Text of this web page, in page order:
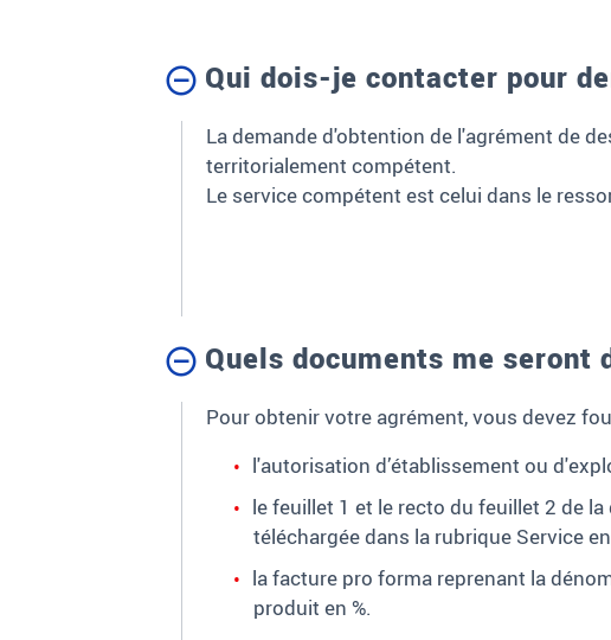
Qui dois-je contacter pour
La demande d'obtention de l'agrément de
territorialement compétent.
Le service compétent est celui dans le
Quels documents me seront
Pour obtenir votre agrément, vous devez
l'autorisation d’établissement ou
le feuillet 1 et le recto du feuillet 2 de
téléchargée dans la rubrique Service
la facture pro forma reprenant la
produit en %.